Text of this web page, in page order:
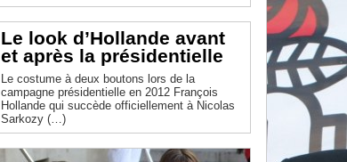
Le look d’Hollande avant
et après la présidentielle
Le costume à deux boutons lors de la
campagne présidentielle en 2012 François
Hollande qui succède officiellement à Nicolas
Sarkozy (…)